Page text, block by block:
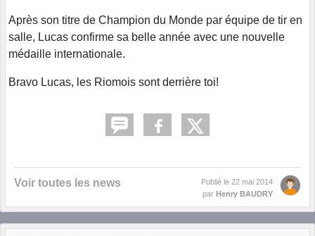
Après son titre de Champion du Monde par équipe de tir en
salle, Lucas confirme sa belle année avec une nouvelle
médaille internationale.
Bravo Lucas, les Riomois sont derrière toi!
Voir toutes les news Publié le 22 mai 2014
par Henry BAUDRY